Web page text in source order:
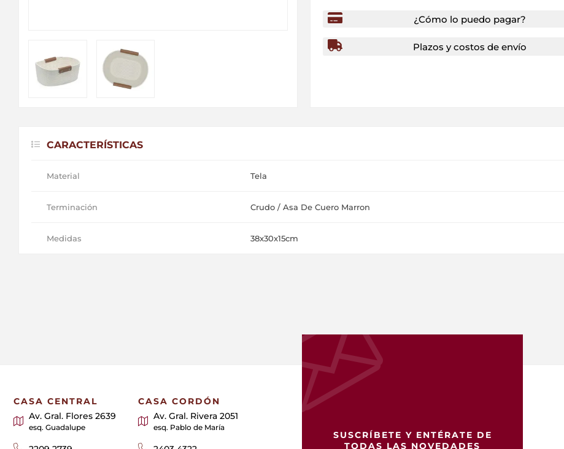
¿Cómo lo puedo pagar?
Plazos y costos de envío
CARACTERÍSTICAS
Material Tela
Terminación Crudo / Asa De Cuero Marron
Medidas 38x30x15cm
SUSCRÍBETE Y ENTÉRATE DE
TODAS LAS NOVEDADES
CASA CENTRAL
Av. Gral. Flores 2639
esq. Guadalupe
CASA CORDÓN
Av. Gral. Rivera 2051
esq. Pablo de María